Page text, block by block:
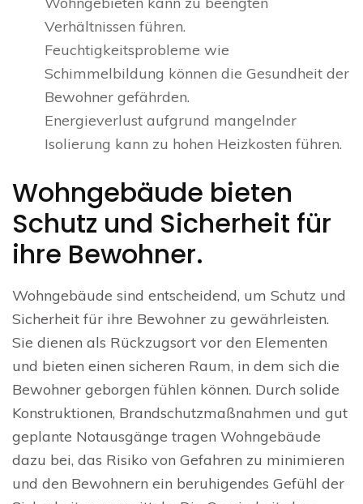
Verhältnissen führen.
Feuchtigkeitsprobleme wie
Schimmelbildung können die Gesundheit der
Bewohner gefährden.
Energieverlust aufgrund mangelnder
Isolierung kann zu hohen Heizkosten führen.
Wohngebäude bieten
Schutz und Sicherheit für
ihre Bewohner.
Wohngebäude sind entscheidend, um Schutz und
Sicherheit für ihre Bewohner zu gewährleisten.
Sie dienen als Rückzugsort vor den Elementen
und bieten einen sicheren Raum, in dem sich die
Bewohner geborgen fühlen können. Durch solide
Konstruktionen, Brandschutzmaßnahmen und gut
geplante Notausgänge tragen Wohngebäude
dazu bei, das Risiko von Gefahren zu minimieren
und den Bewohnern ein beruhigendes Gefühl der